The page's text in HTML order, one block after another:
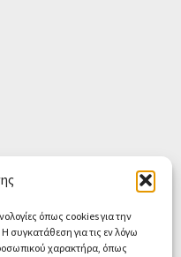
όπως cookies για την
για τις εν λόγω
χαρακτήρα, όπως